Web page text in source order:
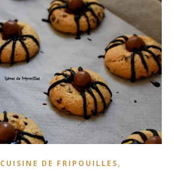
CUISINE DE FRIPOUILLES,